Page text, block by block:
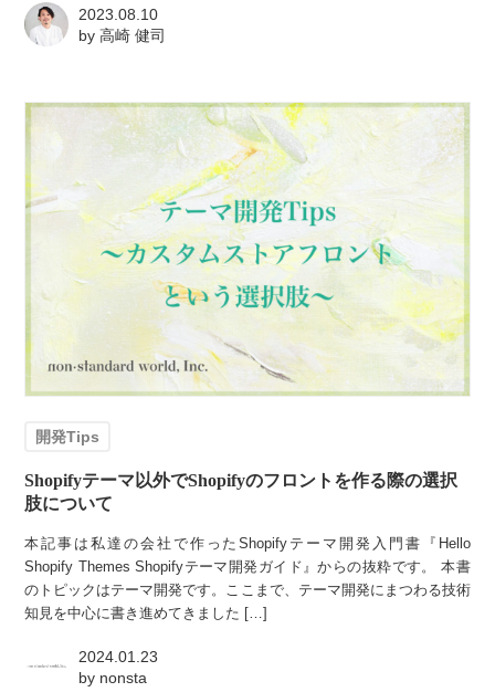
2023.08.10
by高崎 健司
開発Tips
Shopifyテーマ以外でShopifyのフロントを作る際の選択
肢について
本記事は私達の会社で作ったShopifyテーマ開発入門書『Hello
Shopify Themes Shopifyテーマ開発ガイド』からの抜粋です。 本書
のトピックはテーマ開発です。ここまで、テーマ開発にまつわる技術
知見を中心に書き進めてきました […]
2024.01.23
by nonsta